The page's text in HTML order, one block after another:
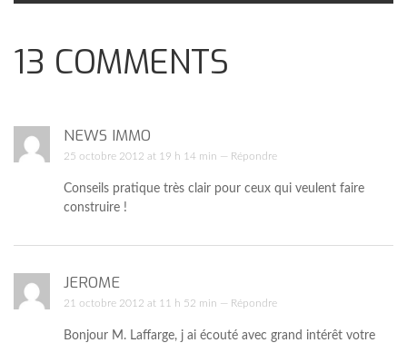
13 COMMENTS
NEWS IMMO
25 octobre 2012 at 19 h 14 min — Répondre
Conseils pratique très clair pour ceux qui veulent faire
construire !
JEROME
21 octobre 2012 at 11 h 52 min — Répondre
Bonjour M. Laffarge, j ai écouté avec grand intérêt votre